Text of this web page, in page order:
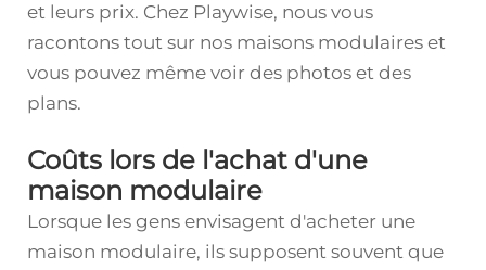
et leurs prix. Chez Playwise, nous vous
racontons tout sur nos maisons modulaires et
vous pouvez même voir des photos et des
plans.
Coûts lors de l'achat d'une
maison modulaire
Lorsque les gens envisagent d'acheter une
maison modulaire, ils supposent souvent que